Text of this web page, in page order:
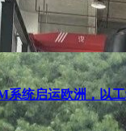
系统启运欧洲，以